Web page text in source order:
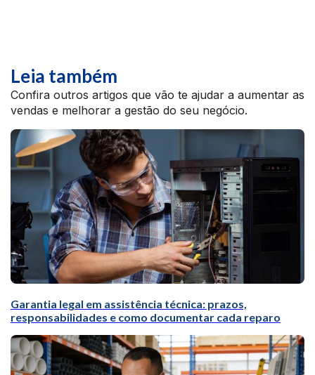
Leia também
Confira outros artigos que vão te ajudar a aumentar as
vendas e melhorar a gestão do seu negócio.
Garantia legal em assistência técnica: prazos,
responsabilidades e como documentar cada reparo